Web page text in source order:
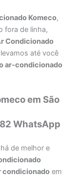
Komeco,
fora de linha,
Condicionado
levamos até você
ar-condicionado
em São
WhatsApp
de melhor e
condicionado em